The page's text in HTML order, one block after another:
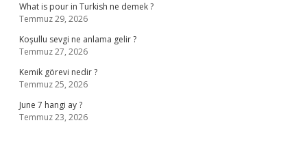
What is pour in Turkish ne demek ?
Temmuz 29, 2026
Koşullu sevgi ne anlama gelir ?
Temmuz 27, 2026
Kemik görevi nedir ?
Temmuz 25, 2026
June 7 hangi ay ?
Temmuz 23, 2026